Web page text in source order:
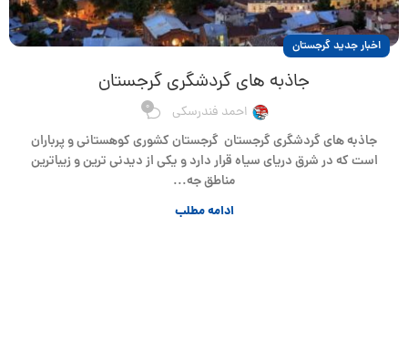
اخبار جدید گرجستان
جاذبه های گردشگری گرجستان
احمد فندرسکی 0
جاذبه های گردشگری گرجستان گرجستان کشوری کوهستانی و پرباران
است که در شرق دریای سیاه قرار دارد و یکی از دیدنی ترین و زیباترین
مناطق جه...
ادامه مطلب